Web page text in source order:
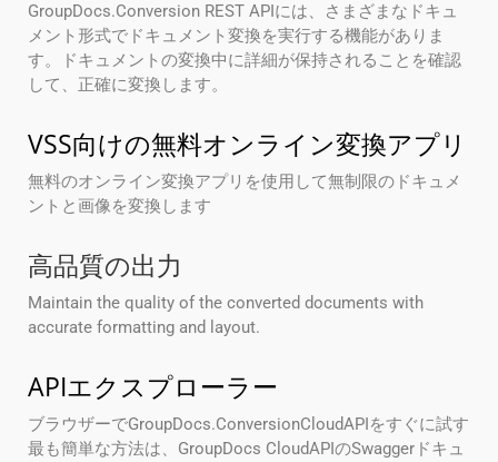
GroupDocs.Conversion REST APIには、さまざまなドキュ
メント形式でドキュメント変換を実行する機能がありま
す。ドキュメントの変換中に詳細が保持されることを確認
して、正確に変換します。
VSS向けの無料オンライン変換アプリ
無料のオンライン変換アプリを使用して無制限のドキュメ
ントと画像を変換します
高品質の出力
Maintain the quality of the converted documents with
accurate formatting and layout.
APIエクスプローラー
ブラウザーでGroupDocs.ConversionCloudAPIをすぐに試す
最も簡単な方法は、GroupDocs CloudAPIのSwaggerドキュ